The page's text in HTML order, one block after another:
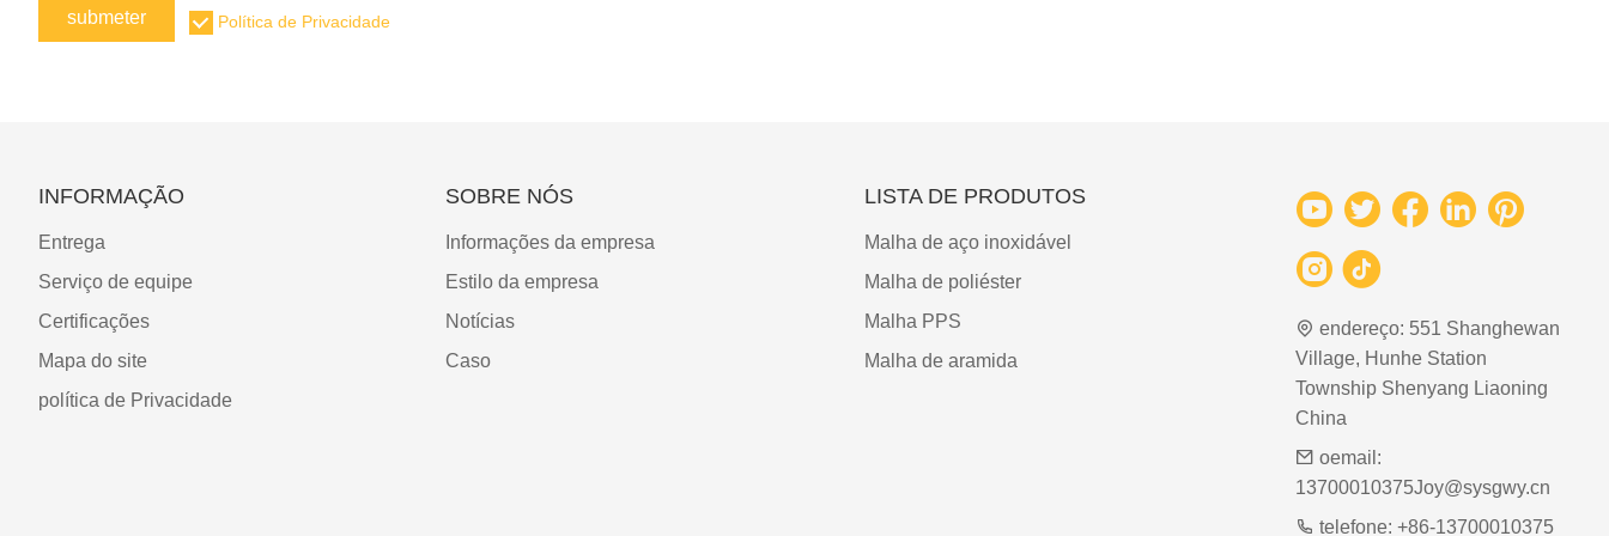
submeter Política de Privacidade
INFORMAÇÃO
Entrega
Serviço de equipe
Certificações
Mapa do site
política de Privacidade
SOBRE NÓS
Informações da empresa
Estilo da empresa
Notícias
Caso
LISTA DE PRODUTOS
Malha de aço inoxidável
Malha de poliéster
Malha PPS
Malha de aramida
endereço: 551 Shanghewan
Village, Hunhe Station
Township Shenyang Liaoning
China
oemail:
13700010375Joy@sysgwy.cn
telefone: +86-13700010375